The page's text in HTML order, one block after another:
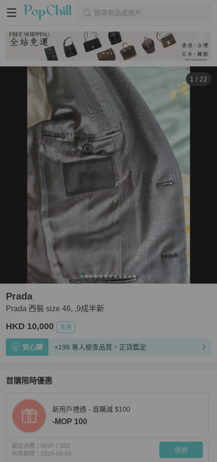
搜尋商品或用戶
1 / 22
Prada 西裝 size 46, ,9成半新
Prada
HKD 10,000 免運
安心購 +199 專人檢查品質、正貨鑑定
首購限時優惠
新用戶禮遇 - 首購減 $100
-MOP 100
最低消費： MOP 7,500
有效期限： 2026-09-06 領券